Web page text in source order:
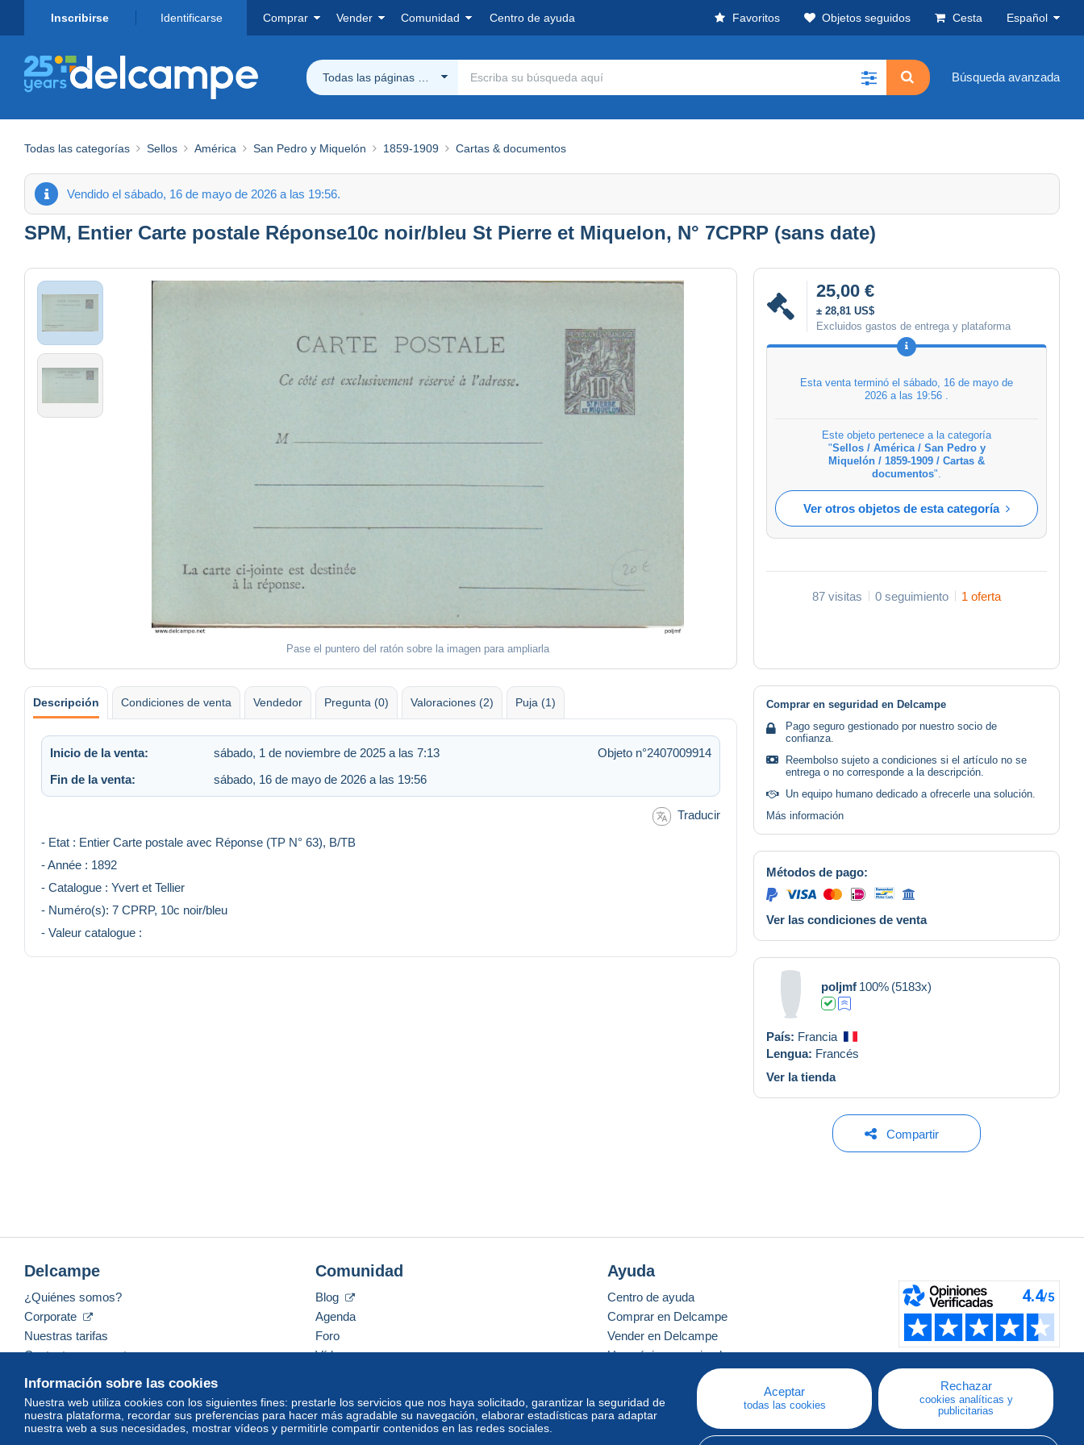
Inscribirse Identificarse Comprar Vender Comunidad Centro de ayuda Favoritos Objetos seguidos Cesta Español
Todas las páginas Delcampe Búsqueda avanzada
Todas las categorías Sellos América San Pedro y Miquelón 1859-1909 Cartas & documentos
Vendido el sábado, 16 de mayo de 2026 a las 19:56.
SPM, Entier Carte postale Réponse10c noir/bleu St Pierre et Miquelon, N° 7CPRP (sans date)
Pase el puntero del ratón sobre la imagen para ampliarla
25,00 €
± 28,81 US$
Excluidos gastos de entrega y plataforma
Esta venta terminó el sábado, 16 de mayo de
2026 a las 19:56
Este objeto pertenece a la categoría
"Sellos / América / San Pedro y
Miquelón / 1859-1909 / Cartas &
documentos".
Ver otros objetos de esta categoría
87 visitas 0 seguimiento 1 oferta
Descripción Condiciones de venta Vendedor Pregunta (0) Valoraciones (2) Puja (1)
Inicio de la venta: sábado, 1 de noviembre de 2025 a las 7:13
Objeto n°2407009914
Fin de la venta:
sábado, 16 de mayo de 2026 a las 19:56
Traducir
- Etat : Entier Carte postale avec Réponse (TP N° 63), B/TB
- Année : 1892
- Catalogue : Yvert et Tellier
- Numéro(s): 7 CPRP, 10c noir/bleu
- Valeur catalogue :
Comprar en seguridad en Delcampe
Pago seguro gestionado por nuestro socio de
confianza.
Reembolso sujeto a condiciones si el artículo no se
entrega o no corresponde a la descripción.
Un equipo humano dedicado a ofrecerle una solución.
Más información
Métodos de pago:
Ver las condiciones de venta
poljmf 100% (5183x)
País: Francia
Lengua: Francés
Ver la tienda
Compartir
Información sobre las cookies
Nuestra web utiliza cookies con los siguientes fines: prestarle los servicios que nos haya solicitado, garantizar la seguridad de
nuestra plataforma, recordar sus preferencias para hacer más agradable su navegación, elaborar estadísticas para adaptar
nuestra web a sus necesidades, mostrar vídeos y permitirle compartir contenidos en las redes sociales.
Aceptar
todas las cookies
Rechazar
cookies analíticas y
publicitarias
Delcampe
¿Quiénes somos?
Corporate
Nuestras tarifas
Contacte con nosotros
Comunidad
Blog
Agenda
Foro
Vídeos
Ayuda
Centro de ayuda
Comprar en Delcampe
Vender en Delcampe
Una página securizada
Español USD America/Indiana/Vevay Modo estándar